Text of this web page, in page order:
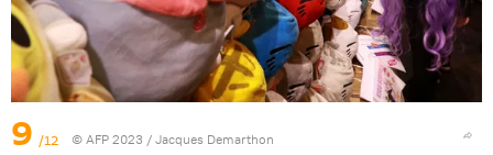
9 /12 © AFP 2023 / Jacques Demarthon